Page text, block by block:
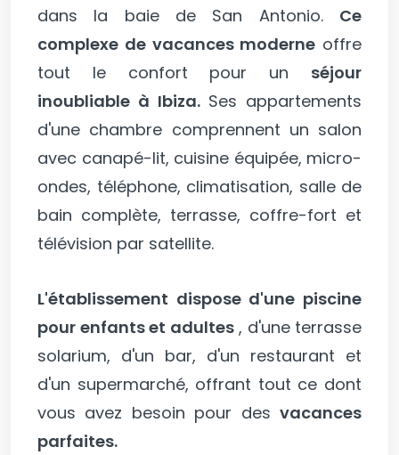
dans la baie de San Antonio. Ce
complexe de vacances moderne offre
tout le confort pour un séjour
inoubliable à Ibiza.Ses appartements
d'une chambre comprennent un salon
avec canapé-lit, cuisine équipée, micro-
ondes, téléphone, climatisation, salle de
bain complète, terrasse, coffre-fort et
télévision par satellite.
L'établissement dispose d'une piscine
pour enfants et adultes, d'une terrasse
solarium, d'un bar, d'un restaurant et
d'un supermarché, offrant tout ce dont
vous avez besoin pour des vacances
parfaites.